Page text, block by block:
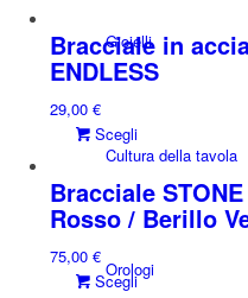
Gioielli
Cultura della tavola
Orologi
prodotto
ha
più
varianti.
possono
essere
scelte
nella
pagina
del
Bracciale in
ENDLESS
29,00€
Scegli
prodotto
ha
più
varianti.
Bracciale
Rosso / Berillo
75,00€
Scegli